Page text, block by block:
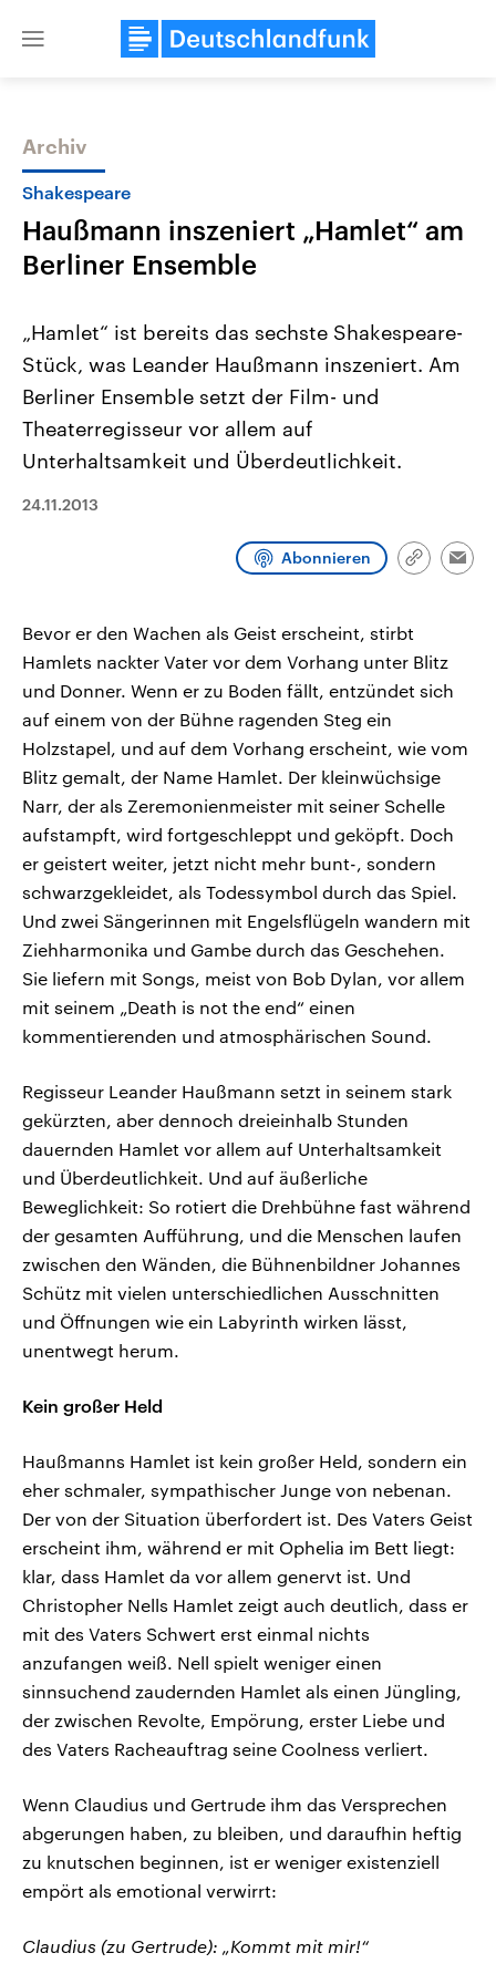
Close
Themen
USA
Aktuelle Beiträge, Analysen und
Hintergründe
Wirtschaftlich und militärisch
gehören die Vereinigten Staaten zu
den mächtigsten Ländern der Erde,
aktuelle Weltgeschehen.
Nahostkonflikt
Aktuelle Lage und
Der Überfall der
Terrororganisation Hamas
Oktober 2023 auf Israel
Region wieder die Gewalt
Programm Podcasts
Archiv
Shakespeare
Haußmann inszeniert „Hamlet“ am
Berliner Ensemble
„Hamlet“ ist bereits das sechste Shakespeare-
Stück, was Leander Haußmann inszeniert. Am
Berliner Ensemble setzt der Film- und
Theaterregisseur vor allem auf
Unterhaltsamkeit und Überdeutlichkeit.
24.11.2013
Abonnieren
Link
Bevor er den Wachen als Geist erscheint, stirbt
Hamlets nackter Vater vor dem Vorhang unter Blitz
und Donner. Wenn er zu Boden fällt, entzündet sich
auf einem von der Bühne ragenden Steg ein
Holzstapel, und auf dem Vorhang erscheint, wie vom
Blitz gemalt, der Name Hamlet. Der kleinwüchsige
Narr, der als Zeremonienmeister mit seiner Schelle
aufstampft, wird fortgeschleppt und geköpft. Doch
er geistert weiter, jetzt nicht mehr bunt-, sondern
schwarzgekleidet, als Todessymbol durch das Spiel.
Und zwei Sängerinnen mit Engelsflügeln wandern mit
Ziehharmonika und Gambe durch das Geschehen.
Sie liefern mit Songs, meist von Bob Dylan, vor allem
mit seinem „Death is not the end“ einen
kommentierenden und atmosphärischen Sound.
Regisseur Leander Haußmann setzt in seinem stark
gekürzten, aber dennoch dreieinhalb Stunden
dauernden Hamlet vor allem auf Unterhaltsamkeit
und Überdeutlichkeit. Und auf äußerliche
Beweglichkeit: So rotiert die Drehbühne fast während
der gesamten Aufführung, und die Menschen laufen
zwischen den Wänden, die Bühnenbildner Johannes
Schütz mit vielen unterschiedlichen Ausschnitten
und Öffnungen wie ein Labyrinth wirken lässt,
unentwegt herum.
Kein großer Held
Haußmanns Hamlet ist kein großer Held, sondern ein
eher schmaler, sympathischer Junge von nebenan.
Der von der Situation überfordert ist. Des Vaters Geist
erscheint ihm, während er mit Ophelia im Bett liegt:
klar, dass Hamlet da vor allem genervt ist. Und
Christopher Nells Hamlet zeigt auch deutlich, dass er
mit des Vaters Schwert erst einmal nichts
anzufangen weiß. Nell spielt weniger einen
sinnsuchend zaudernden Hamlet als einen Jüngling,
der zwischen Revolte, Empörung, erster Liebe und
des Vaters Racheauftrag seine Coolness verliert.
Wenn Claudius und Gertrude ihm das Versprechen
abgerungen haben, zu bleiben, und daraufhin heftig
zu knutschen beginnen, ist er weniger existenziell
empört als emotional verwirrt:
Claudius (zu Gertrude): „Kommt mit mir!“